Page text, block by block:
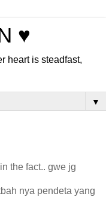
♥
heart is steadfast,
▼
the fact.. gwe jg
nya pendeta yang